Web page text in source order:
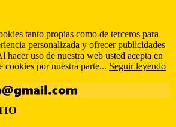
tanto propias como de terceros para
personalizada y ofrecer publicidades
hacer uso de nuestra web usted acepta en
cookies por nuestra parte... Seguir leyendo